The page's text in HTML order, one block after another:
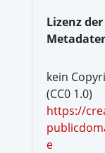
Lizenz der
kein
(CC0 1.0)
https://
e